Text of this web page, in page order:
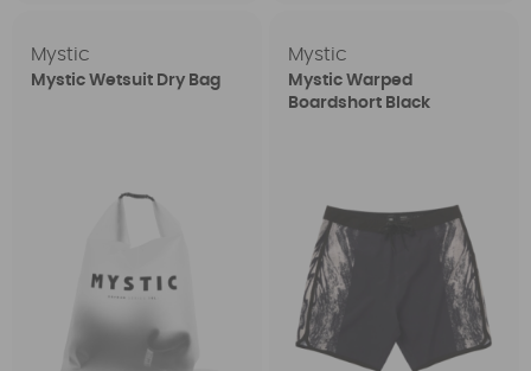
Mystic
Mystic Wetsuit Dry Bag
Mystic
Mystic Warped
Boardshort Black